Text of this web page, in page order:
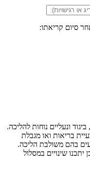
סיום קריאתו:
ביגוד ונעליים נוחות להליכה.
בריאות ואו מגבלת
בהם משולבת הליכה.
שינויים במסלול